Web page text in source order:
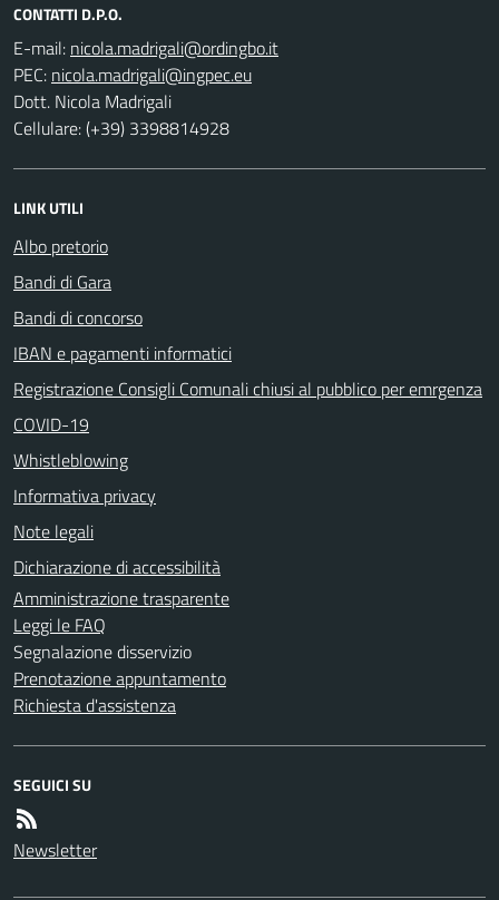
CONTATTI D.P.O.
E-mail:
PEC:
Dott. Nicola Madrigali
Cellulare: (+39) 3398814928
LINK UTILI
Albo pretorio
Bandi di Gara
Bandi di concorso
IBAN e pagamenti informatici
Registrazione Consigli Comunali chiusi al pubblico per emrgenza
COVID-19
Whistleblowing
Informativa privacy
Note legali
Dichiarazione di accessibilità
Amministrazione trasparente
Leggi le FAQ
Segnalazione disservizio
Prenotazione appuntamento
Richiesta d'assistenza
SEGUICI SU
Newsletter